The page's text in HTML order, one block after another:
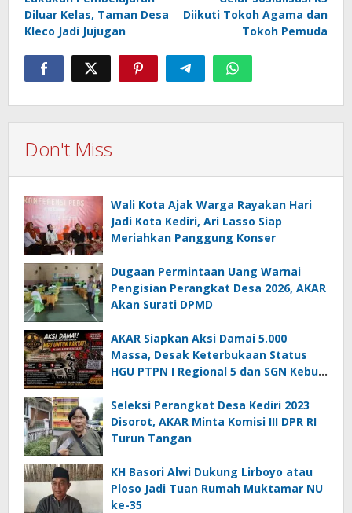
Diluar Kelas, Taman Desa
Kleco Jadi Jujugan
Diikuti Tokoh Agama dan
Tokoh Pemuda
Don't Miss
Wali Kota Ajak Warga Rayakan Hari
Jadi Kota Kediri, Ari Lasso Siap
Meriahkan Panggung Konser
Dugaan Permintaan Uang Warnai
Pengisian Perangkat Desa 2026, AKAR
Akan Surati DPMD
AKAR Siapkan Aksi Damai 5.000
Massa, Desak Keterbukaan Status
HGU PTPN I Regional 5 dan SGN Kebun
Seleksi Perangkat Desa Kediri 2023
Disorot, AKAR Minta Komisi III DPR RI
Turun Tangan
KH Basori Alwi Dukung Lirboyo atau
Ploso Jadi Tuan Rumah Muktamar NU
ke-35